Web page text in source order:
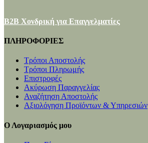
B2B Χονδρική για Επαγγελματίες
ΠΛΗΡΟΦΟΡΙΕΣ
Τρόποι Αποστολής
Τρόποι Πληρωμής
Επιστροφές
Ακύρωση Παραγγελίας
Αναζήτηση Αποστολής
Αξιολόγηση Προϊόντων & Υπηρεσιών
Ο Λογαριασμός μου